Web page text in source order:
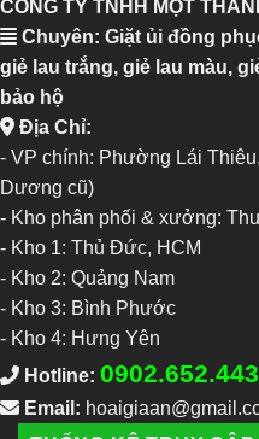
CÔNG TY TNHH MỘT
Chuyên: Giặt ủi đồng
giẻ lau trắng, giẻ lau màu,
bảo hộ
Địa Chỉ:
- VP chính: Phường Lái
Dương cũ)
- Kho phân phối & xưởng:
- Kho 1: Thủ Đức, HCM
- Kho 2: Quảng Nam
- Kho 3: Bình Phước
- Kho 4: Hưng Yên
Hotline: 0902.652.443
Email: